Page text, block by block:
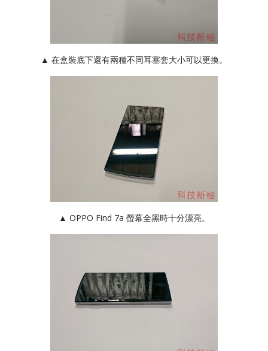
▲ 在盒裝底下還有兩種不同耳塞套大小可以更換。
▲ OPPO Find 7a 螢幕全黑時十分漂亮。